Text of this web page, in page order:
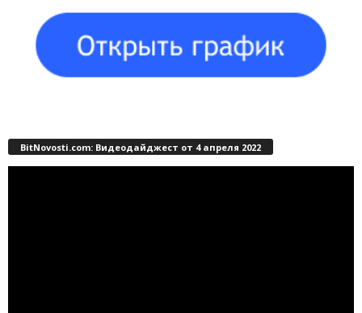
BitNovosti.com: Видеодайджест от 4 апреля 2022